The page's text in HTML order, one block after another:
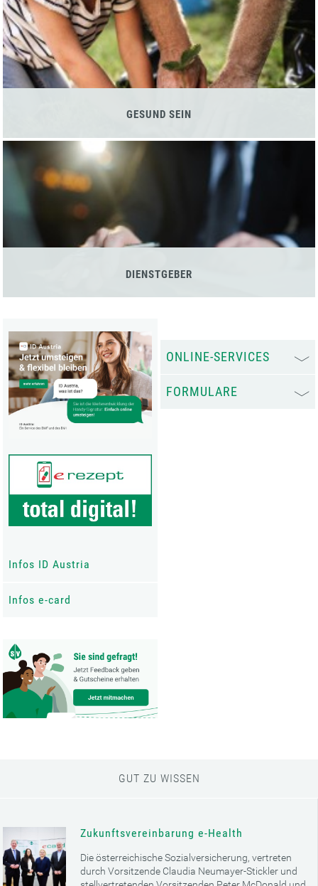
GESUND SEIN
DIENSTGEBER
Infos ID Austria
Infos e-card
ONLINE-SERVICES
FORMULARE
GUT ZU WISSEN
Zukunftsvereinbarung e-Health
Die österreichische Sozialversicherung, vertreten
durch Vorsitzende Claudia Neumayer-Stickler und